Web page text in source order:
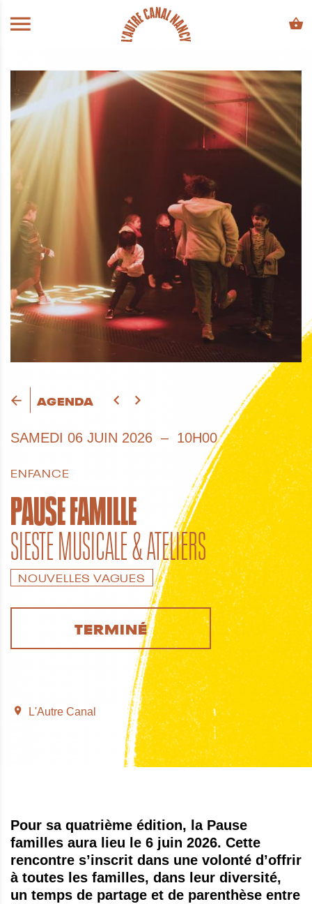
ALLER AU CONTENU PRINCIPAL
AGENDA
SAMEDI 06 JUIN 2026 10H00
ENFANCE
PAUSE FAMILLE
SIESTE MUSICALE & ATELIERS
NOUVELLES VAGUES
TERMINÉ
L'Autre Canal
Pour sa quatrième édition, la Pause
familles aura lieu le 6 juin 2026. Cette
rencontre s’inscrit dans une volonté d’offrir
à toutes les familles, dans leur diversité,
un temps de partage et de parenthèse entre